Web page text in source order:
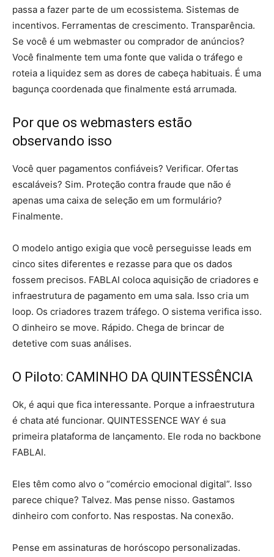
passa a fazer parte de um ecossistema. Sistemas de
incentivos. Ferramentas de crescimento. Transparência.
Se você é um webmaster ou comprador de anúncios?
Você finalmente tem uma fonte que valida o tráfego e
roteia a liquidez sem as dores de cabeça habituais. É uma
bagunça coordenada que finalmente está arrumada.
Por que os webmasters estão
observando isso
Você quer pagamentos confiáveis? Verificar. Ofertas
escaláveis? Sim. Proteção contra fraude que não é
apenas uma caixa de seleção em um formulário?
Finalmente.
O modelo antigo exigia que você perseguisse leads em
cinco sites diferentes e rezasse para que os dados
fossem precisos. FABLAI coloca aquisição de criadores e
infraestrutura de pagamento em uma sala. Isso cria um
loop. Os criadores trazem tráfego. O sistema verifica isso.
O dinheiro se move. Rápido. Chega de brincar de
detetive com suas análises.
O Piloto: CAMINHO DA QUINTESSÊNCIA
Ok, é aqui que fica interessante. Porque a infraestrutura
é chata até funcionar. QUINTESSENCE WAY é sua
primeira plataforma de lançamento. Ele roda no backbone
FABLAI.
Eles têm como alvo o “comércio emocional digital”. Isso
parece chique? Talvez. Mas pense nisso. Gastamos
dinheiro com conforto. Nas respostas. Na conexão.
Pense em assinaturas de horóscopo personalizadas.